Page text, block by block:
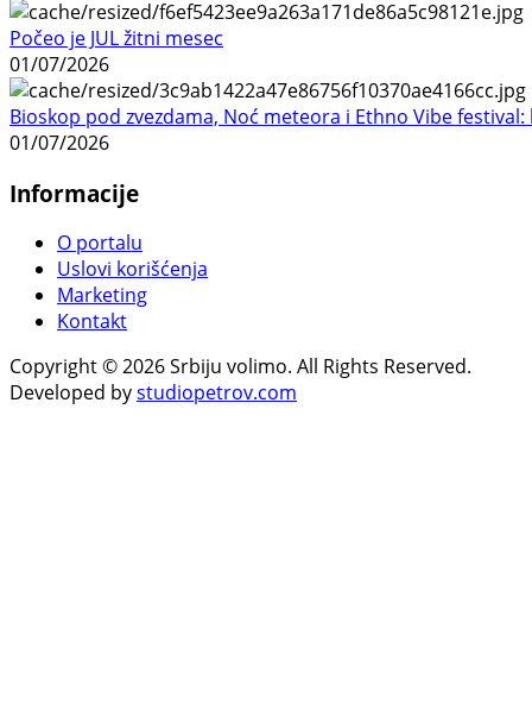
Počeo je JUL žitni mesec
01/07/2026
Bioskop pod zvezdama, Noć meteora i Ethno Vibe
01/07/2026
Informacije
O portalu
Uslovi korišćenja
Marketing
Kontakt
Copyright © 2026 Srbiju volimo. All Rights Reserved.
Developed bystudiopetrov.com